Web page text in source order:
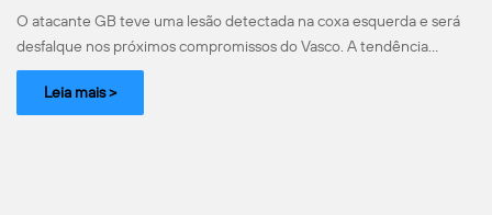
O atacante GB teve uma lesão detectada na coxa esquerda e será
desfalque nos próximos compromissos do Vasco. A tendência…
Leia mais >